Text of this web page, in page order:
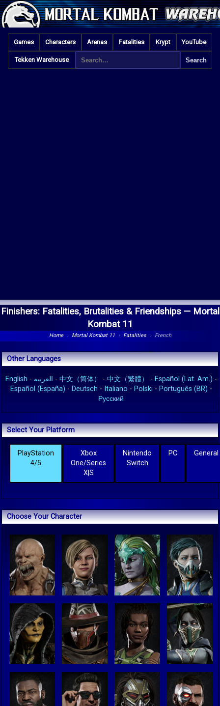
Games Characters Arenas Fatalities Krypt YouTube
Tekken Warehouse
Finishers: Fatalities, Brutalities & Friendships — Mortal
Kombat 11
Home › Mortal Kombat 11 › Fatalities › French
Other Languages
English - العربية - 中文（简体） - 中文（繁體） - Español (Lat. Am.) -
Español (España) - Deutsch - Italiano - Polski - Português (BR) -
Русский
Select Your Platform
PlayStation
4/5
Xbox
One/Series
X|S
Nintendo
Switch
PC General
Choose Your Character